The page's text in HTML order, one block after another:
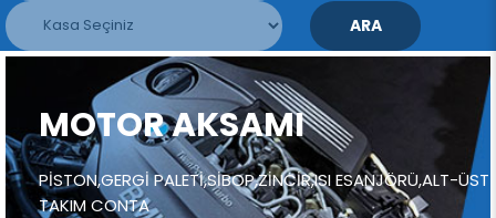
ARA
MOTOR AKSAMI
PİSTON,GERGİ PALETİ,SİBOP,ZİNCİR,ISI ESANJÖRÜ,ALT-ÜST
TAKIM CONTA